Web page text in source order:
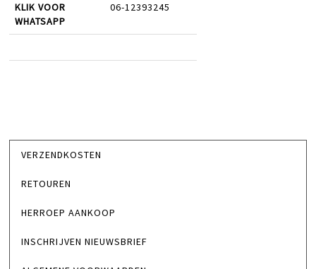
KLIK VOOR
WHATSAPP
06-12393245
VERZENDKOSTEN
RETOUREN
HERROEP AANKOOP
INSCHRIJVEN NIEUWSBRIEF